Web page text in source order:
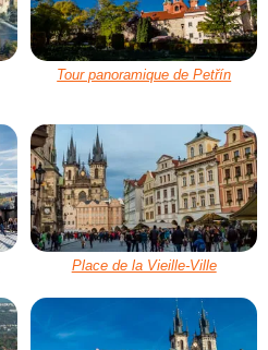
Tour panoramique de Petřín
Place de la Vieille-Ville